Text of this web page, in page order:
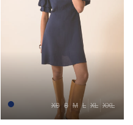
XS S M L XL XXL